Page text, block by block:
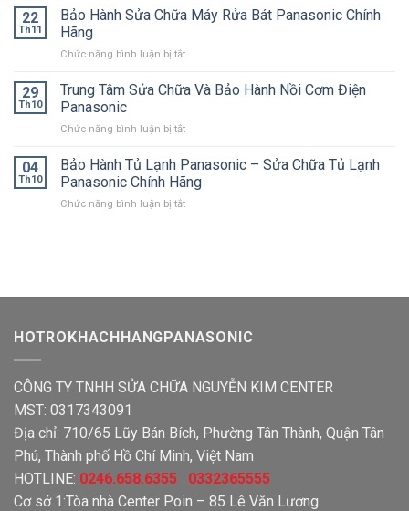
Quần
Hành
Bếp
Panasonic
Tại
22
Th11
Bảo Hành Sửa Chữa Máy Rửa Bát Panasonic Chính
Hãng
Chức năng bình luận bị tắtở
Hành
Máy
Bát
Panasonic
Chính
Hãng
29
Th10
Trung Tâm Sửa Chữa Và Bảo Hành Nồi Cơm Điện
Panasonic
Chức năng bình luận bị tắtở
Tâm
Sửa
Chữa
Và
Panasonic
04
Th10
Bảo Hành Tủ Lạnh Panasonic – Sửa Chữa Tủ Lạnh
Panasonic Chính Hãng
Chức năng bình luận bị tắtở
–
Tủ
Chính
HOTROKHACHHANGPANASONIC
CÔNG TY TNHH SỬA CHỮA NGUYỄN KIM CENTER
MST: 0317343091
Địa chỉ: 710/65 Lũy Bán Bích, Phường Tân Thành, Quận Tân
Phú, Thành phố Hồ Chí Minh, Việt Nam
HOTLINE: 0246.658.6355 0332365555
Cơ sở 1:Tòa nhà Center Poin – 85 Lê Văn Lương